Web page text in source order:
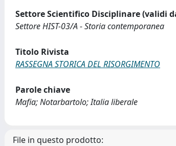
Settore Scientifico Disciplinare (validi
Settore HIST-03/A - Storia contemporanea
Titolo Rivista
RASSEGNA STORICA DEL RISORGIMENTO
Parole chiave
Mafia; Notarbartolo; Italia liberale
File in questo prodotto: